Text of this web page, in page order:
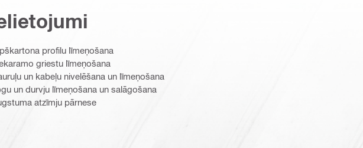
profilu līmeņošana
griestu līmeņošana
un kabeļu nivelēšana un līmeņošana
un durvju līmeņošana un salāgošana
atzīmju pārnese